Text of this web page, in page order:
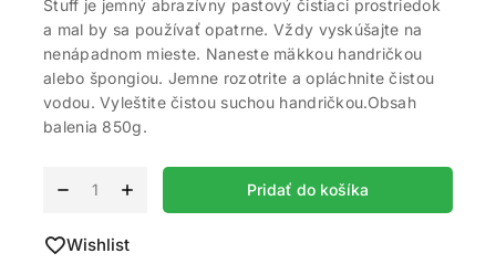
Stuff je jemný abrazívny pastový čistiaci prostriedok
a mal by sa používať opatrne. Vždy vyskúšajte na
nenápadnom mieste. Naneste mäkkou handričkou
alebo špongiou. Jemne rozotrite a opláchnite čistou
vodou. Vyleštite čistou suchou handričkou.Obsah
balenia 850g.
Pridať do košíka
Wishlist